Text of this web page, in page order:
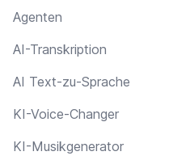
Agenten
AI-Transkription
AI Text-zu-Sprache
KI-Voice-Changer
KI-Musikgenerator